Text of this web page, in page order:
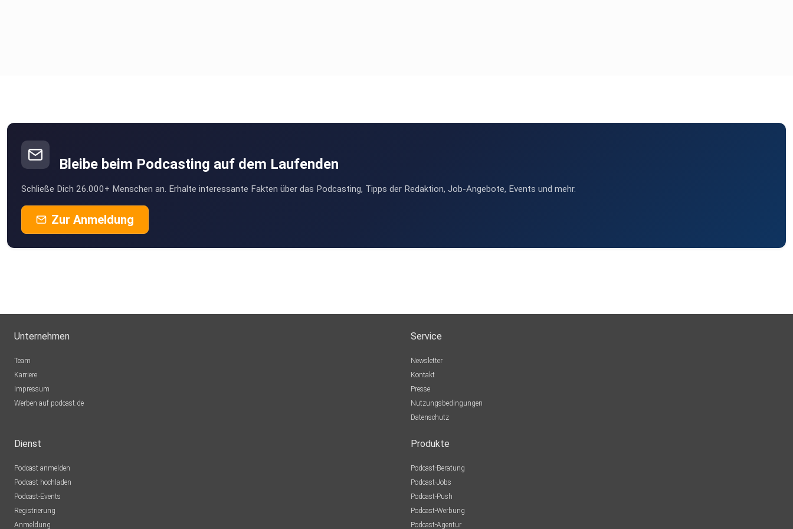
Bleibe beim Podcasting auf dem Laufenden
Schließe Dich 26.000+ Menschen an. Erhalte interessante Fakten über das Podcasting, Tipps der Redaktion, Job-Angebote, Events und mehr.
Zur Anmeldung
Unternehmen
Team
Karriere
Impressum
Werben auf podcast.de
Service
Newsletter
Kontakt
Presse
Nutzungsbedingungen
Datenschutz
Dienst
Podcast anmelden
Podcast hochladen
Podcast-Events
Registrierung
Anmeldung
Produkte
Podcast-Beratung
Podcast-Jobs
Podcast-Push
Podcast-Werbung
Podcast-Agentur